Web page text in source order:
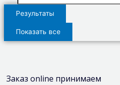
Результаты
Показать все
Заказ online принимаем